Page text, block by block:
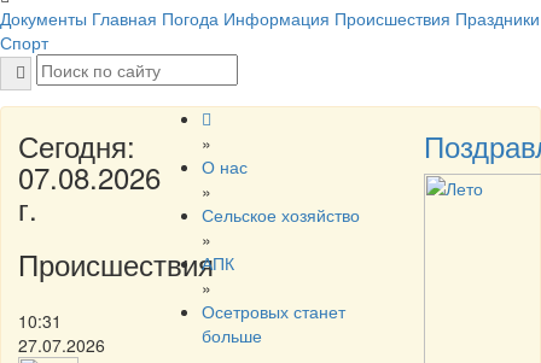
Документы Главная Погода Информация Происшествия Праздники
Спорт
Сегодня:
07.08.2026
г.
Происшествия
10:31
27.07.2026
»
О нас
»
Сельское хозяйство
»
АПК
»
Осетровых станет
больше